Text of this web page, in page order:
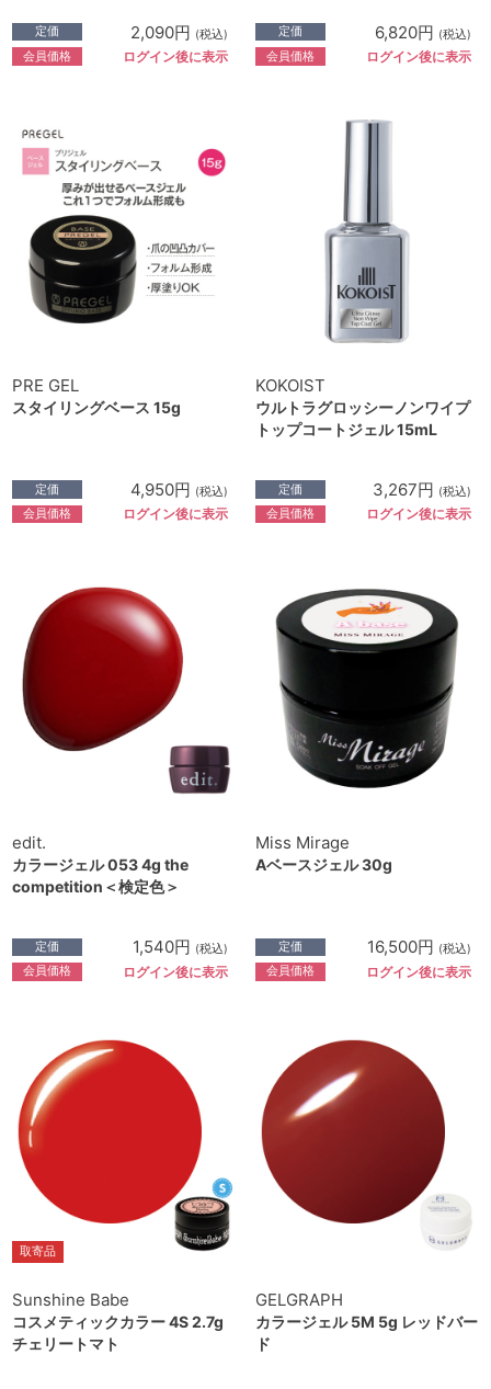
定価 2,090円 (税込)
会員価格 ログイン後に表示
定価 6,820円 (税込)
会員価格 ログイン後に表示
PRE GEL
スタイリングベース 15g
定価 4,950円 (税込)
会員価格 ログイン後に表示
KOKOIST
ウルトラグロッシーノンワイプ
トップコートジェル 15mL
定価 3,267円 (税込)
会員価格 ログイン後に表示
edit.
カラージェル 053 4g the
competition＜検定色＞
定価 1,540円 (税込)
会員価格 ログイン後に表示
Miss Mirage
Aベースジェル 30g
定価 16,500円 (税込)
会員価格 ログイン後に表示
取寄品
Sunshine Babe
コスメティックカラー 4S 2.7g
チェリートマト
GELGRAPH
カラージェル 5M 5g レッドバー
ド